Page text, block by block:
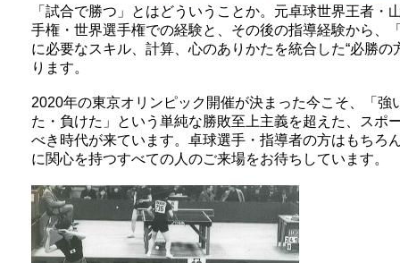
「試合で勝つ」とはどういうことか。元卓球世界王者・
手権・世界選手権での経験と、その後の指導経験から、
に必要なスキル、計算、心のありかたを統合した“必勝の
ります。
2020年の東京オリンピック開催が決まった今こそ、「強
た・負けた」という単純な勝敗至上主義を超えた、スポ
べき時代が来ています。卓球選手・指導者の方はもちろ
に関心を持つすべての人のご来場をお待ちしています。